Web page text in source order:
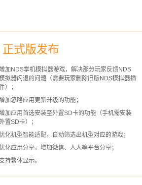
式版发布
加NDS掌机模拟器游戏，解决部分玩家反馈NDS
拟器闪退的问题（需要玩家删除旧版NDS模拟器插
）；
加忽略应用更新升级的功能；
加应用首选安装至外置SD卡的功能（手机需安装
置SD卡）；
化机型智能适配，自动筛选出机型对应的游戏；
化应用分享，增加微信、人人等平台分享；
支持繁体显示。